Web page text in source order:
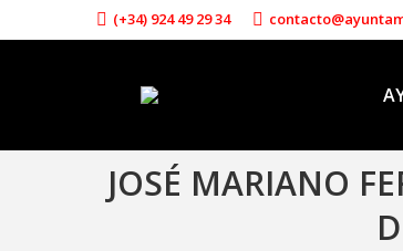
(+34) 924 49 29 34
JOSÉ MARIANO